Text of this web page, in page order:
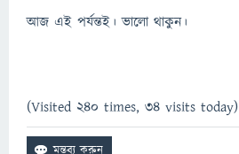
আজ এই পর্যন্তই। ভালো থাকুন।
(Visited 240 times, 34 visits today)